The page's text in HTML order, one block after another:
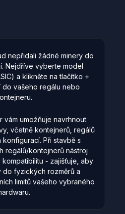
nepřidali žádné minery do
Nejdříve vyberte model
a klikněte na tlačítko +
do vašeho regálu nebo
vám umožňuje navrhnout
včetně kontejnerů, regálů
Při stavbě s
regálů/kontejnerů nástroj
- zajišťuje, aby
do fyzických rozměrů a
limitů vašeho vybraného